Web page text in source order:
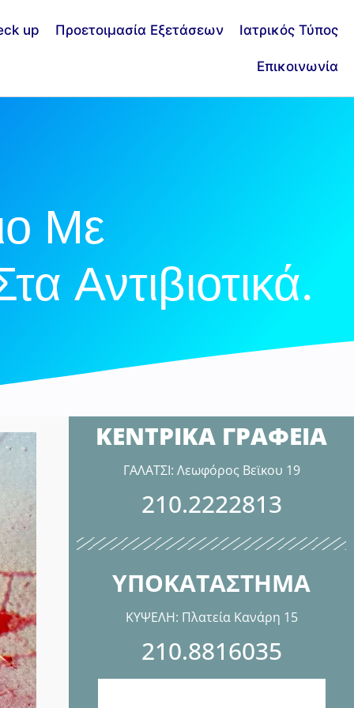
up Προετοιμασία Εξετάσεων Ιατρικός Τύπος
Επικοινωνία
Με
Αντιβιοτικά.
ΚΕΝΤΡΙΚΑ ΓΡΑΦΕΙΑ
ΓΑΛΑΤΣΙ: Λεωφόρος Βεϊκου 19
210.2222813
ΥΠΟΚΑΤΑΣΤΗΜΑ
ΚΥΨΕΛΗ: Πλατεία Κανάρη 15
210.8816035